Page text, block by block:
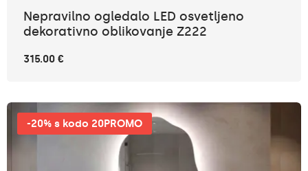
Nepravilno ogledalo LED osvetljeno
dekorativno oblikovanje Z222
315.00 €
-20% s kodo 20PROMO